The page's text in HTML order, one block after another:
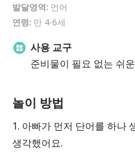
발달영역: 언어
연령: 만 4-6세
사용 교구
준비물이 필요 없는 쉬
놀이 방법
1. 아빠가 먼저 단어를 하나
생각했어요.